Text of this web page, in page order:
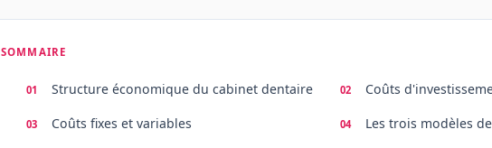
SOMMAIRE
Structure économique du cabinet dentaire
Coûts
Coûts fixes et variables
Les trois modèles